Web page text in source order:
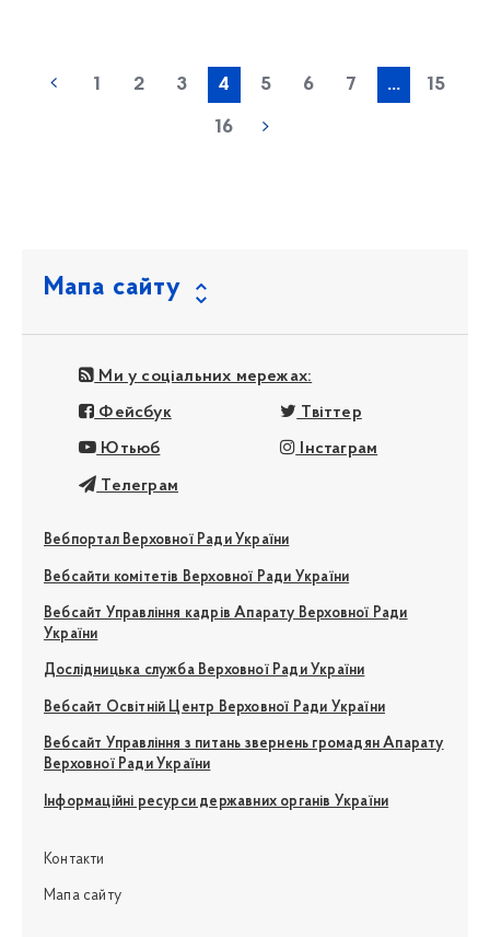
1 2 3 4 5 6 7 ... 15
16
Мапа сайту
Ми у соціальних мережах:
Фейсбук Твіттер
Ютьюб Інстаграм
Телеграм
Вебпортал Верховної Ради України
Вебсайти комітетів Верховної Ради України
Вебсайт Управління кадрів Апарату Верховної Ради
України
Дослідницька служба Верховної Ради України
Вебсайт Освітній Центр Верховної Ради України
Вебсайт Управління з питань звернень громадян Апарату
Верховної Ради України
Інформаційні ресурси державних органів України
Контакти
Мапа сайту